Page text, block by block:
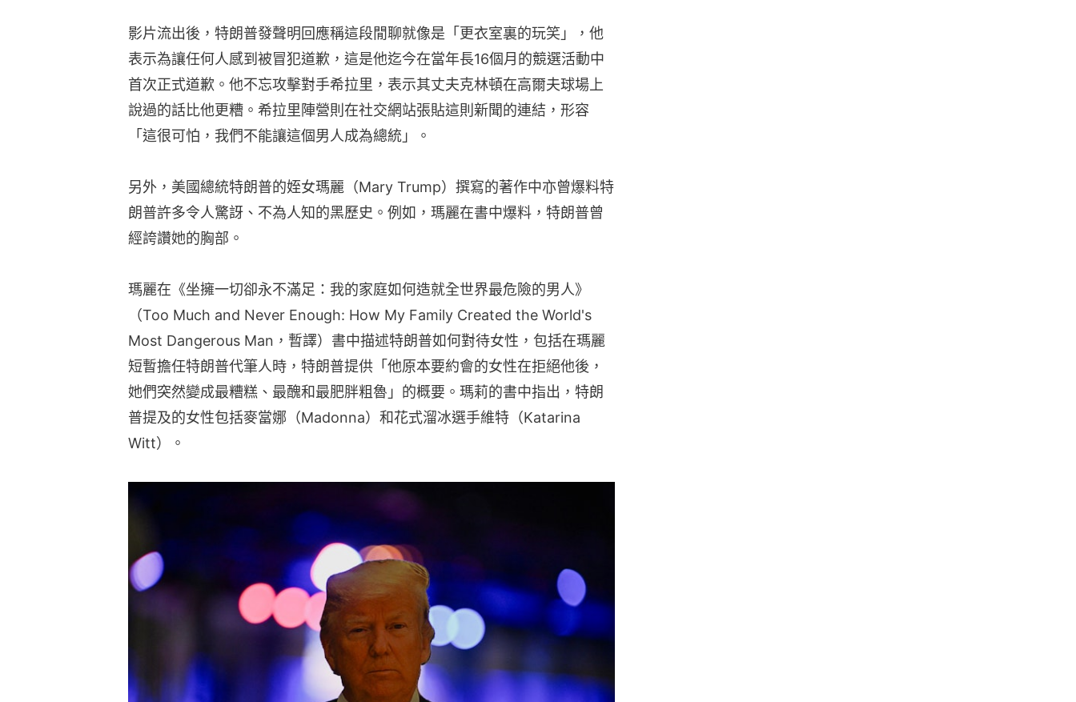
影片流出後，特朗普發聲明回應稱這段閒聊就像是「更衣室裏的玩笑」，他
表示為讓任何人感到被冒犯道歉，這是他迄今在當年長16個月的競選活動中
首次正式道歉。他不忘攻擊對手希拉里，表示其丈夫克林頓在高爾夫球場上
說過的話比他更糟。希拉里陣營則在社交網站張貼這則新聞的連結，形容
「這很可怕，我們不能讓這個男人成為總統」。
另外，美國總統特朗普的姪女瑪麗（Mary Trump）撰寫的著作中亦曾爆料特
朗普許多令人驚訝、不為人知的黑歷史。例如，瑪麗在書中爆料，特朗普曾
經誇讚她的胸部。
瑪麗在《坐擁一切卻永不滿足：我的家庭如何造就全世界最危險的男人》
（Too Much and Never Enough: How My Family Created the World's
Most Dangerous Man，暫譯）書中描述特朗普如何對待女性，包括在瑪麗
短暫擔任特朗普代筆人時，特朗普提供「他原本要約會的女性在拒絕他後，
她們突然變成最糟糕、最醜和最肥胖粗魯」的概要。瑪莉的書中指出，特朗
普提及的女性包括麥當娜（Madonna）和花式溜冰選手維特（Katarina
Witt）。